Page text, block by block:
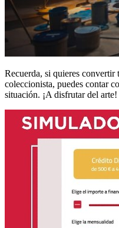
Recuerda, si quieres
coleccionista, puedes contar
situación. ¡A disfrutar del arte!